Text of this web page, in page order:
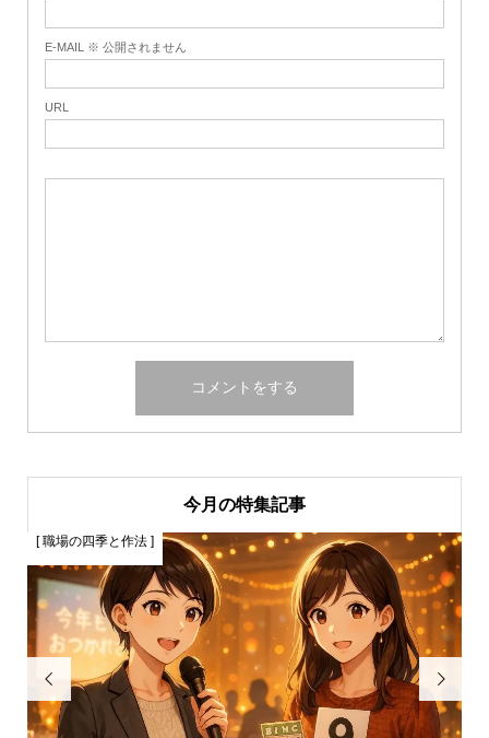
E-MAIL ※ 公開されません
URL
今月の特集記事

[ 職場の四季と作法 ]
